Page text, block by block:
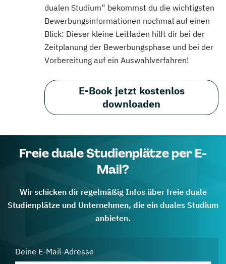
dualen Studium“ bekommst du die wichtigsten
Bewerbungsinformationen nochmal auf einen
Blick: Dieser kleine Leitfaden hilft dir bei der
Zeitplanung der Bewerbungsphase und bei der
Vorbereitung auf ein Auswahlverfahren!
E-Book jetzt kostenlos
downloaden
Freie duale Studienplätze per E-
Mail?
Wir schicken dir regelmäßig Infos über freie duale
Studienplätze und Unternehmen, die ein duales Studium
anbieten.
Deine E-Mail-Adresse